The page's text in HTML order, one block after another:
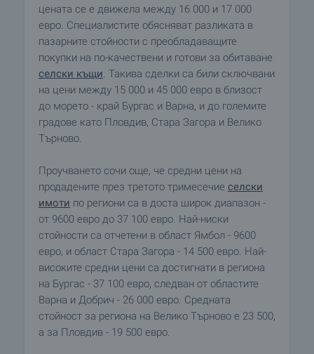
цената се е движела между 16 000 и 17 000
евро. Специалистите обясняват разликата в
пазарните стойности с преобладаващите
покупки на по-качествени и готови за обитаване
селски къщи . Такива сделки са били сключвани
на цени между 15 000 и 45 000 евро в близост
до морето - край Бургас и Варна, и до големите
градове като Пловдив, Стара Загора и Велико
Търново.
Проучването сочи още, че средни цени на
продадените през третото тримесечие селски
имоти по региони са в доста широк диапазон -
от 9600 евро до 37 100 евро. Най-ниски
стойности са отчетени в област Ямбол - 9600
евро, и област Стара Загора - 14 500 евро. Най-
високите средни цени са достигнати в региона
на Бургас - 37 100 евро, следван от областите
Варна и Добрич - 26 000 евро. Средната
стойност за региона на Велико Търново е 23 500,
а за Пловдив - 19 500 евро.